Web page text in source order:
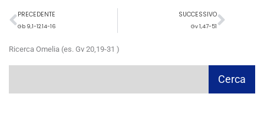
Precedente
PRECEDENTE
Gb 9,1-12.14-16
SUCCESSIVO
Gv 1,47-51
Ricerca Omelia (es. Gv 20,19-31 )
Cerca